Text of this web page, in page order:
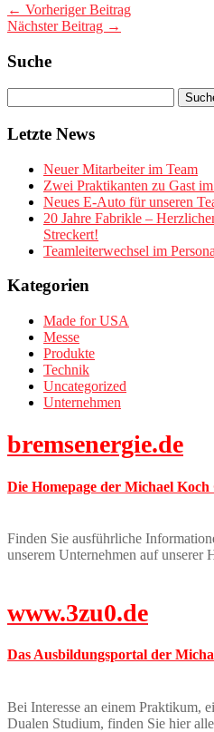
← Vorheriger Beitrag
Nächster Beitrag →
Suche
Letzte News
Neuer Mitarbeiter im Team
Zwei Praktikanten zu Gast
Neues E-Auto für unseren
20 Jahre Fabrikle –
Streckert!
Teamleiterwechsel im
Kategorien
Made for USA
Messe
Produkte
Technik
Uncategorized
Unternehmen
bremsenergie.de
Die Homepage der Michael
Finden Sie ausführliche
unserem Unternehmen auf unserer
www.3zu0.de
Das Ausbildungsportal der
Bei Interesse an einem Praktikum,
Dualen Studium, finden Sie hier